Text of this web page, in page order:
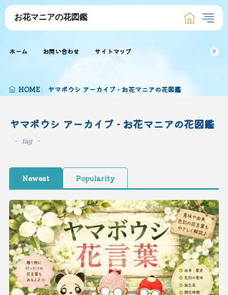
お花マニアの花図鑑
ホーム お問い合わせ サイトマップ
HOME ヤマボウシ アーカイブ - お花マニアの花図鑑
ヤマボウシ アーカイブ - お花マニアの花図鑑
tag
Newest Popularity